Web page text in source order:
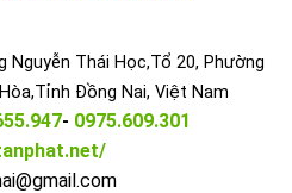
Nguyễn Thái Học,Tổ 20, Phường
Đồng Nai, Việt Nam
- 0975.609.301